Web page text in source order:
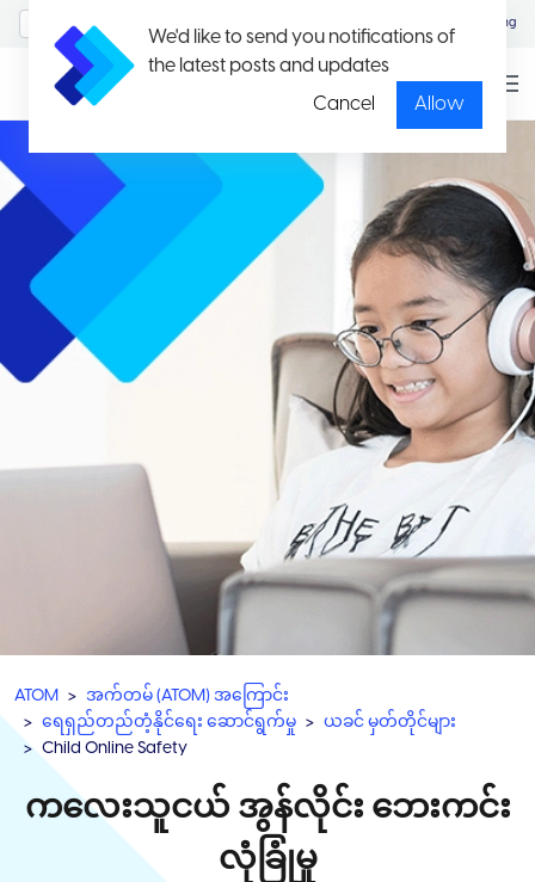
We'd like to send you notifications of
the latest posts and updates
Cancel
Allow
Eng
ATOM
အက်တမ် (ATOM) အကြောင်း
ရေရှည်တည်တံ့နိုင်ရေး ဆောင်ရွက်မှု
ယခင် မှတ်တိုင်များ
Child Online Safety
ကလေးသူငယ် အွန်လိုင်း ဘေးကင်း
လုံခြုံမှု